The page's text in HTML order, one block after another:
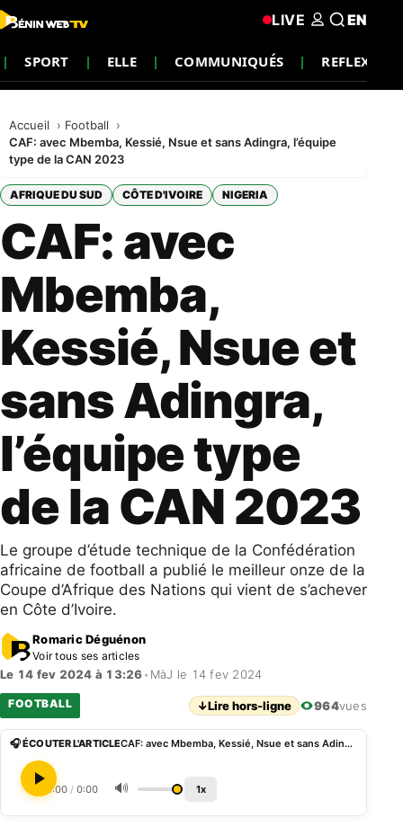
SPORT ELLE COMMUNIQUÉS REFLEXION
LIVE EN
Accueil
Football
CAF: avec Mbemba, Kessié, Nsue et sans Adingra, l’équipe
type de la CAN 2023
AFRIQUE DU SUD CÔTE D'IVOIRE NIGERIA
CAF: avec
Mbemba,
Kessié, Nsue et
sans Adingra,
l’équipe type
de la CAN 2023
Le groupe d’étude technique de la Confédération
africaine de football a publié le meilleur onze de la
Coupe d’Afrique des Nations qui vient de s’achever
en Côte d’Ivoire.
Romaric Déguénon
Voir tous ses articles
Le 14 fev 2024 à 13:26• MàJ le 14 fev 2024
FOOTBALL ↓Lire hors-ligne 964vues
🎧 ÉCOUTER L'ARTICLE CAF: avec Mbemba, Kessié, Nsue et sans Adingra, l’équipe type de la CAN 2023
0:00 / 0:00 🔊 1x